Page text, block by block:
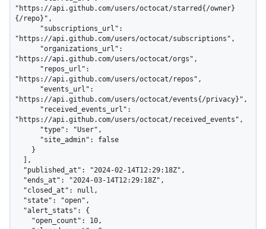
"https://api.github.com/users/octocat/starred{/owner}
{/repo}",
"https://api.github.com/users/octocat/subscriptions",
"https://api.github.com/users/octocat/orgs",
"https://api.github.com/users/octocat/repos",
"https://api.github.com/users/octocat/events{/privacy}",
"https://api.github.com/users/octocat/received_events",